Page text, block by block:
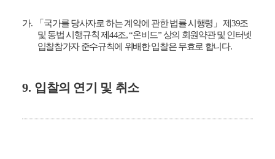
가. 「 국가를 당사자로 하는 계약에 관한 법률 시행령 」제39조
및 동법 시행규칙 제44조, “온비드”상의 회원약관 및 인터넷
입찰참가자 준수규칙에 위배한 입찰은 무효로 합니다.
9. 입찰의 연기 및 취소